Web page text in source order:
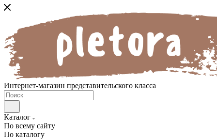
Интернет-магазин представительского класса
Каталог
По всему сайту
По каталогу